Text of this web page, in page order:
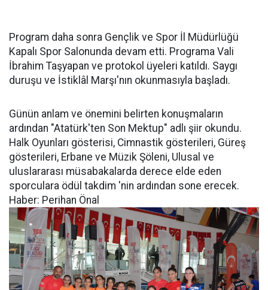
Program daha sonra Gençlik ve Spor İl Müdürlüğü
Kapalı Spor Salonunda devam etti. Programa Vali
İbrahim Taşyapan ve protokol üyeleri katıldı. Saygı
duruşu ve İstiklâl Marşı'nın okunmasıyla başladı.
Günün anlam ve önemini belirten konuşmaların
ardından "Atatürk'ten Son Mektup" adlı şiir okundu.
Halk Oyunları gösterisi, Cimnastik gösterileri, Güreş
gösterileri, Erbane ve Müzik Şöleni, Ulusal ve
uluslararası müsabakalarda derece elde eden
sporculara ödül takdim 'nin ardından sone erecek.
Haber: Perihan Önal